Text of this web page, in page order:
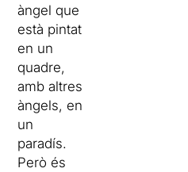
àngel que
està pintat
en un
quadre,
amb altres
àngels, en
un
paradís.
Però és